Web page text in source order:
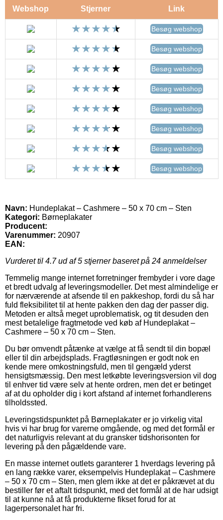
Webshop Stjerner Link
Besøg webshop
Besøg webshop
Besøg webshop
Besøg webshop
Besøg webshop
Besøg webshop
Besøg webshop
Besøg webshop
Navn: Hundeplakat – Cashmere – 50 x 70 cm – Sten
Kategori: Børneplakater
Producent:
Varenummer: 20907
EAN:
Vurderet til 4.7ud af 5 stjerner baseret på 24 anmeldelser
Temmelig mange internet forretninger frembyder i vore dage
et bredt udvalg af leveringsmodeller. Det mest almindelige er
for nærværende at afsende til en pakkeshop, fordi du så har
fuld fleksibilitet til at hente pakken den dag der passer dig.
Metoden er altså meget uproblematisk, og tit desuden den
mest betalelige fragtmetode ved køb af Hundeplakat –
Cashmere – 50 x 70 cm – Sten.
Du bør omvendt påtænke at vælge at få sendt til din bopæl
eller til din arbejdsplads. Fragtløsningen er godt nok en
kende mere omkostningsfuld, men til gengæld yderst
hensigtsmæssig. Den mest letkøbte leveringsversion vil dog
til enhver tid være selv at hente ordren, men det er betinget
af at du opholder dig i kort afstand af internet forhandlerens
tilholdssted.
Leveringstidspunktet på Børneplakater er jo virkelig vital
hvis vi har brug for varerne omgående, og med det formål er
det naturligvis relevant at du gransker tidshorisonten for
levering på den pågældende vare.
En masse internet outlets garanterer 1 hverdags levering på
en lang række varer, eksempelvis Hundeplakat – Cashmere
– 50 x 70 cm – Sten, men glem ikke at det er påkrævet at du
bestiller før et aftalt tidspunkt, med det formål at de har udsigt
til at kunne nå at få produkterne fikset forud for at
lagerpersonalet har fri.